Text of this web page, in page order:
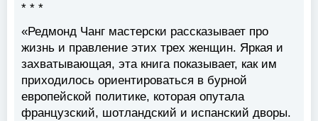
* * *
«Редмонд Чанг мастерски рассказывает про
жизнь и правление этих трех женщин. Яркая и
захватывающая, эта книга показывает, как им
приходилось ориентироваться в бурной
европейской политике, которая опутала
французский, шотландский и испанский дворы.